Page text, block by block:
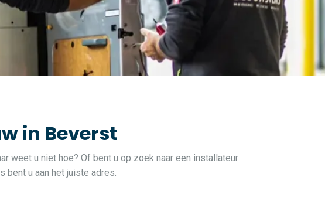
in Beverst
weet u niet hoe? Of bent u op zoek naar een installateur
bent u aan het juiste adres.